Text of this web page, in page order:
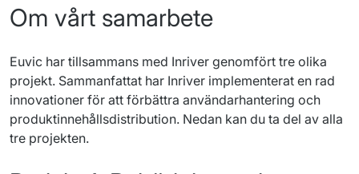
Om vårt samarbete
Euvic har tillsammans med Inriver genomfört tre olika
projekt. Sammanfattat har Inriver implementerat en rad
innovationer för att förbättra användarhantering och
produktinnehållsdistribution. Nedan kan du ta del av alla
tre projekten.